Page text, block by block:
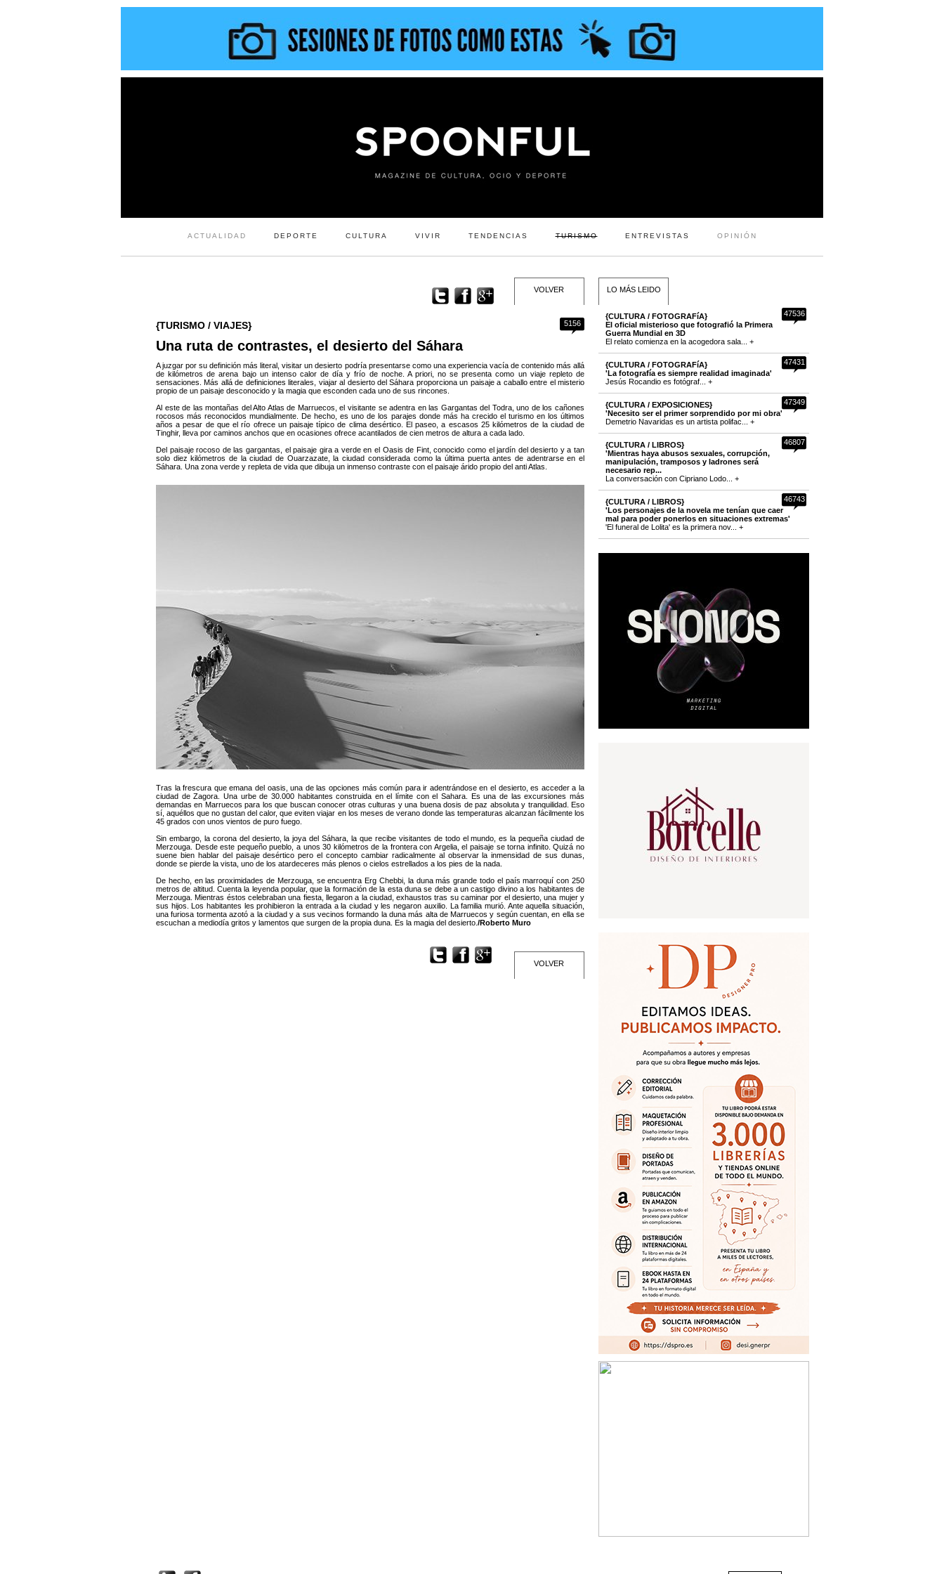
ACTUALIDAD DEPORTE CULTURA VIVIR TENDENCIAS TURISMO ENTREVISTAS OPINIÓN
VOLVER
5156
{TURISMO / VIAJES}
Una ruta de contrastes, el desierto del Sáhara
A juzgar por su definición más literal, visitar un desierto podría presentarse como una experiencia vacía de contenido más allá
de kilómetros de arena bajo un intenso calor de día y frío de noche. A priori, no se presenta como un viaje repleto de
sensaciones. Más allá de definiciones literales, viajar al desierto del Sáhara proporciona un paisaje a caballo entre el misterio
propio de un paisaje desconocido y la magia que esconden cada uno de sus rincones.
Al este de las montañas del Alto Atlas de Marruecos, el visitante se adentra en las Gargantas del Todra, uno de los cañones
rocosos más reconocidos mundialmente. De hecho, es uno de los parajes donde más ha crecido el turismo en los últimos
años a pesar de que el río ofrece un paisaje típico de clima desértico. El paseo, a escasos 25 kilómetros de la ciudad de
Tinghir, lleva por caminos anchos que en ocasiones ofrece acantilados de cien metros de altura a cada lado.
Del paisaje rocoso de las gargantas, el paisaje gira a verde en el Oasis de Fint, conocido como el jardín del desierto y a tan
solo diez kilómetros de la ciudad de Ouarzazate, la ciudad considerada como la última puerta antes de adentrarse en el
Sáhara. Una zona verde y repleta de vida que dibuja un inmenso contraste con el paisaje árido propio del anti Atlas.
Tras la frescura que emana del oasis, una de las opciones más común para ir adentrándose en el desierto, es acceder a la
ciudad de Zagora. Una urbe de 30.000 habitantes construida en el límite con el Sahara. Es una de las excursiones más
demandas en Marruecos para los que buscan conocer otras culturas y una buena dosis de paz absoluta y tranquilidad. Eso
sí, aquéllos que no gustan del calor, que eviten viajar en los meses de verano donde las temperaturas alcanzan fácilmente los
45 grados con unos vientos de puro fuego.
Sin embargo, la corona del desierto, la joya del Sáhara, la que recibe visitantes de todo el mundo, es la pequeña ciudad de
Merzouga. Desde este pequeño pueblo, a unos 30 kilómetros de la frontera con Argelia, el paisaje se torna infinito. Quizá no
suene bien hablar del paisaje desértico pero el concepto cambiar radicalmente al observar la inmensidad de sus dunas,
donde se pierde la vista, uno de los atardeceres más plenos o cielos estrellados a los pies de la nada.
De hecho, en las proximidades de Merzouga, se encuentra Erg Chebbi, la duna más grande todo el país marroquí con 250
metros de altitud. Cuenta la leyenda popular, que la formación de la esta duna se debe a un castigo divino a los habitantes de
Merzouga. Mientras éstos celebraban una fiesta, llegaron a la ciudad, exhaustos tras su caminar por el desierto, una mujer y
sus hijos. Los habitantes les prohibieron la entrada a la ciudad y les negaron auxilio. La familia murió. Ante aquella situación,
una furiosa tormenta azotó a la ciudad y a sus vecinos formando la duna más alta de Marruecos y según cuentan, en ella se
escuchan a mediodía gritos y lamentos que surgen de la propia duna. Es la magia del desierto. /Roberto Muro
VOLVER
LO MÁS LEIDO
47536
{CULTURA / FOTOGRAFíA}
El oficial misterioso que fotografió la Primera
Guerra Mundial en 3D
El relato comienza en la acogedora sala... +
47431
{CULTURA / FOTOGRAFíA}
'La fotografía es siempre realidad imaginada'
Jesús Rocandio es fotógraf... +
47349
{CULTURA / EXPOSICIONES}
'Necesito ser el primer sorprendido por mi obra'
Demetrio Navaridas es un artista polifac... +
46807
{CULTURA / LIBROS}
'Mientras haya abusos sexuales, corrupción,
manipulación, tramposos y ladrones será
necesario rep...
La conversación con Cipriano Lodo... +
46743
{CULTURA / LIBROS}
'Los personajes de la novela me tenían que caer
mal para poder ponerlos en situaciones extremas'
'El funeral de Lolita' es la primera nov... +